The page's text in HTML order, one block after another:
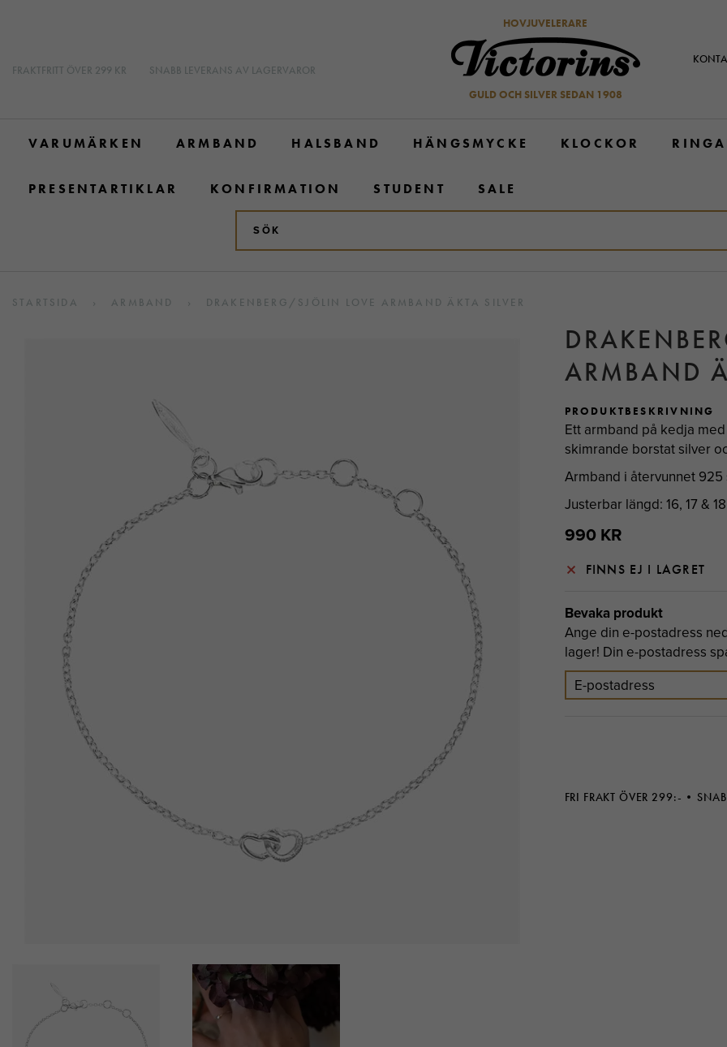
FRAKTFRITT ÖVER 299 KR SNABB LEVERANS AV LAGERVAROR
HOVJUVELERARE
GULD OCH SILVER SEDAN 1908
VARUMÄRKEN ARMBAND HALSBAND HÄNGSMYCKE KLOCKOR
PRESENTARTIKLAR KONFIRMATION STUDENT SALE
STARTSIDA › ARMBAND › DRAKENBERG/SJÖLIN LOVE ARMBAND ÄKTA SILVER
ARMBAND
PRODUKTBESKRIVNING
Ett armband på kedja
skimrande borstat silver
Armband i återvunnet
Justerbar längd: 16, 17 &
990 KR
FINNS EJ I LAGRET
Bevaka produkt
Ange din e-postadress
lager! Din e-postadress
FRI FRAKT ÖVER 299:-